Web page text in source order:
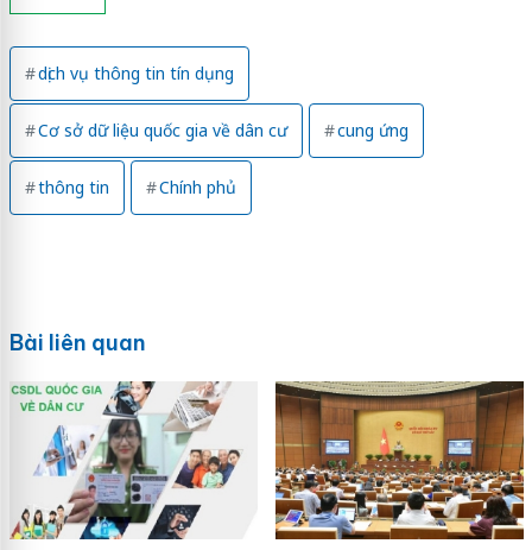
dịch vụ thông tin tín dụng
Cơ sở dữ liệu quốc gia về dân cư cung ứng
thông tin Chính phủ
Bài liên quan